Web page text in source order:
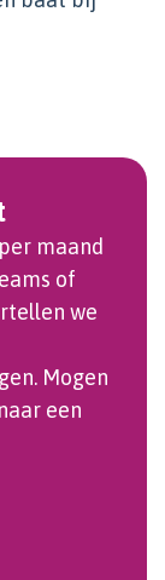
maand
of
we
Mogen
een